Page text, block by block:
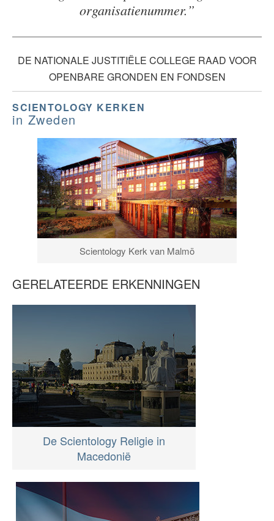
organisatienummer.”
DE NATIONALE JUSTITIËLE COLLEGE RAAD VOOR
OPENBARE GRONDEN EN FONDSEN
SCIENTOLOGY KERKEN
in Zweden
Scientology Kerk van Malmö
GERELATEERDE ERKENNINGEN
De Scientology Religie in
Macedonië